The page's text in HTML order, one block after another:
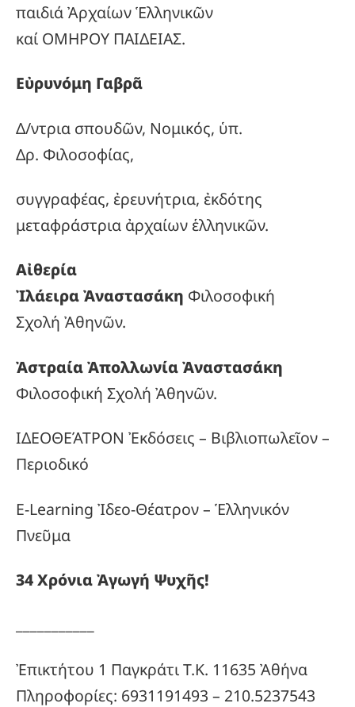
παιδιά Ἀρχαίων Ἑλληνικῶν
καί ΟΜΗΡΟΥ ΠΑΙΔΕΙΑΣ.
Εὐρυνόμη Γαβρᾶ
Δ/ντρια σπουδῶν, Νομικός, ὑπ.
Δρ. Φιλοσοφίας,
συγγραφέας, ἐρευνήτρια, ἐκδότης
μεταφράστρια ἀρχαίων ἑλληνικῶν.
Αἰθερία
Ἰλάειρα Ἀναστασάκη Φιλοσοφική
Σχολή Ἀθηνῶν.
Ἀστραία Ἀπολλωνία Ἀναστασάκη
Φιλοσοφική Σχολή Ἀθηνῶν.
ΙΔΕΟΘΕΆΤΡΟΝ Ἐκδόσεις – Βιβλιοπωλεῖον –
Περιοδικό
E-Learning Ἰδεο-Θέατρον – Ἑλληνικόν
Πνεῦμα
34ΧρόνιαἈγωγή Ψυχῆς!
Ἐπικτήτου 1 Παγκράτι Τ.Κ. 11635 Ἀθήνα
Πληροφορίες: 6931191493 – 210.5237543